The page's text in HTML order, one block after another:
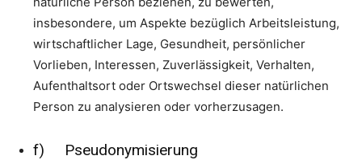
insbesondere, um Aspekte bezüglich Arbeitsleistung,
wirtschaftlicher Lage, Gesundheit, persönlicher
Vorlieben, Interessen, Zuverlässigkeit, Verhalten,
Aufenthaltsort oder Ortswechsel dieser natürlichen
Person zu analysieren oder vorherzusagen.
f) Pseudonymisierung